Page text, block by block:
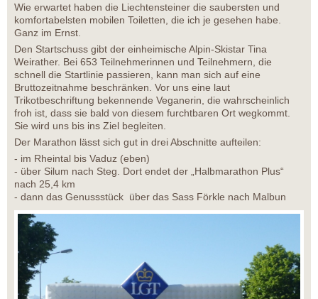
Wie erwartet haben die Liechtensteiner die saubersten und
komfortabelsten mobilen Toiletten, die ich je gesehen habe.
Ganz im Ernst.
Den Startschuss gibt der einheimische Alpin-Skistar Tina
Weirather. Bei 653 Teilnehmerinnen und Teilnehmern, die
schnell die Startlinie passieren, kann man sich auf eine
Bruttozeitnahme beschränken. Vor uns eine laut
Trikotbeschriftung bekennende Veganerin, die wahrscheinlich
froh ist, dass sie bald von diesem furchtbaren Ort wegkommt.
Sie wird uns bis ins Ziel begleiten.
Der Marathon lässt sich gut in drei Abschnitte aufteilen:
- im Rheintal bis Vaduz (eben)
- über Silum nach Steg. Dort endet der „Halbmarathon Plus“
nach 25,4 km
- dann das Genussstück über das Sass Förkle nach Malbun